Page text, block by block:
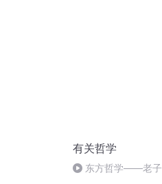
有关哲学
东方哲学——老子